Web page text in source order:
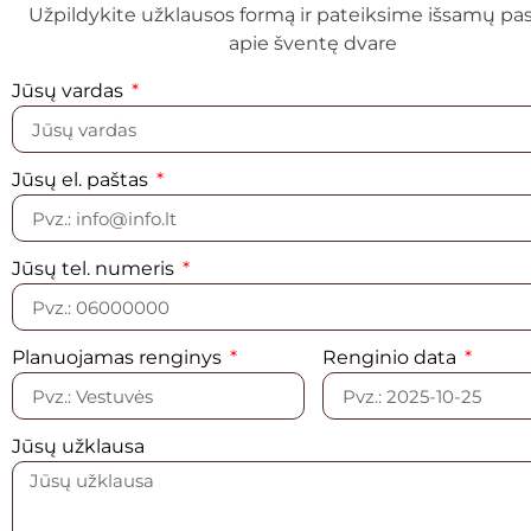
Užpildykite užklausos formą ir pateiksime išsamų
apie šventę dvare
Jūsų vardas
Jūsų el. paštas
Jūsų tel. numeris
Planuojamas renginys Renginio data
Jūsų užklausa